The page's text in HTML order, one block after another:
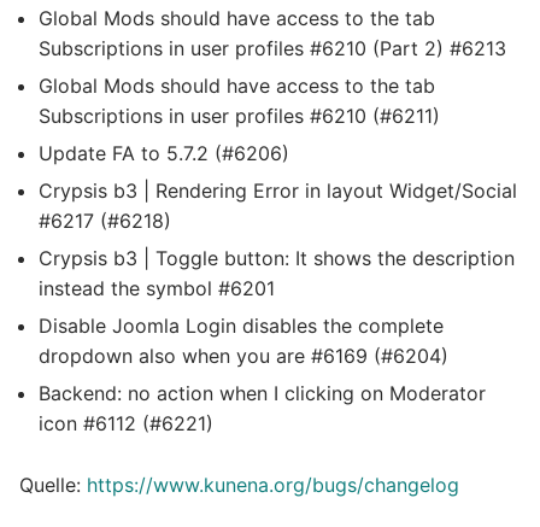
Global Mods should have access to the tab
Subscriptions in user profiles #6210 (Part 2) #6213
Global Mods should have access to the tab
Subscriptions in user profiles #6210 (#6211)
Update FA to 5.7.2 (#6206)
Crypsis b3 | Rendering Error in layout Widget/Social
#6217 (#6218)
Crypsis b3 | Toggle button: It shows the description
instead the symbol #6201
Disable Joomla Login disables the complete
dropdown also when you are #6169 (#6204)
Backend: no action when I clicking on Moderator
icon #6112 (#6221)
Quelle: https://www.kunena.org/bugs/changelog